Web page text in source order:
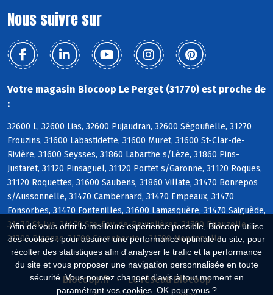
Afin de vous offrir la meilleure expérience possible, Biocoop utilise
des cookies : pour assurer une performance optimale du site, pour
récolter des statistiques afin d'analyser le trafic et la performance
du site et vous proposer une navigation personnalisée en toute
sécurité. Vous pouvez changer d'avis à tout moment en
paramétrant vos cookies. OK pour vous ?
Nous suivre sur
Votre magasin Biocoop Le Perget (31770) est proche de
:
32600 L, 32600 Lias, 32600 Pujaudran, 32600 Ségoufielle, 31270
Frouzins, 31600 Labastidette, 31600 Muret, 31600 St-Clar-de-
Rivière, 31600 Seysses, 31860 Labarthe s/Lèze, 31860 Pins-
Justaret, 31120 Pinsaguel, 31120 Portet s/Garonne, 31120 Roques,
31120 Roquettes, 31600 Saubens, 31860 Villate, 31470 Bonrepos
s/Aussonnelle, 31470 Cambernard, 31470 Empeaux, 31470
Fonsorbes, 31470 Fontenilles, 31600 Lamasquère, 31470 Saiguède,
31470 St-Lys, 31470 Ste-Foy-de-Peyrolières, 31700 Beauzelle,
31700 Blagnac, 31700 Cornebarrieu, 31700 Mondonville
Biocoop.fr
Le réseau Biocoop